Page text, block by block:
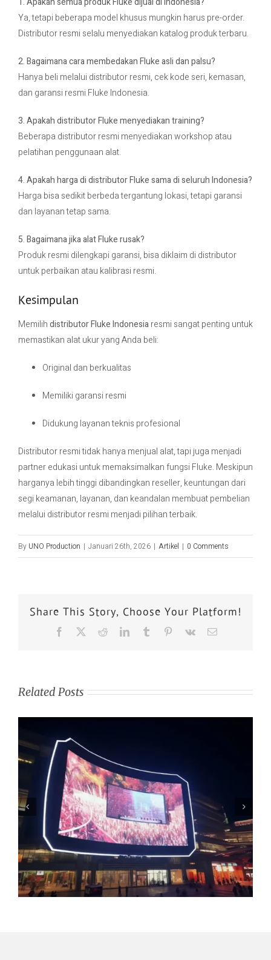
Ya, tetapi beberapa model khusus mungkin harus pre-order.
Distributor resmi selalu menyediakan katalog produk terbaru.
2. Bagaimana cara membedakan Fluke asli dan palsu?
Hanya beli melalui distributor resmi, cek kode seri, kemasan,
dan garansi resmi Fluke Indonesia.
3. Apakah distributor Fluke menyediakan training?
Beberapa distributor resmi menyediakan workshop atau
pelatihan penggunaan alat.
4. Apakah harga di distributor Fluke sama di seluruh Indonesia?
Harga bisa sedikit berbeda tergantung lokasi, tetapi garansi
dan layanan tetap sama.
5. Bagaimana jika alat Fluke rusak?
Produk resmi dilengkapi garansi, bisa diklaim di distributor
untuk perbaikan atau kalibrasi resmi.
Kesimpulan
Memilihdistributor Fluke Indonesiaresmi sangat penting untuk
memastikan alat ukur yang Anda beli:
Original dan berkualitas
Memiliki garansi resmi
Didukung layanan teknis profesional
Distributor resmi tidak hanya menjual alat, tapi juga menjadi
partner edukasi untuk memaksimalkan fungsi Fluke. Meskipun
harganya lebih tinggi dibandingkan reseller, keuntungan dari
segi keamanan, layanan, dan keandalan membuat pembelian
melalui distributor resmi menjadi pilihan terbaik.
By UNO Production | Januari 26th, 2026 | Artikel | 0 Comments
Share This Story, Choose Your Platform!
Related Posts